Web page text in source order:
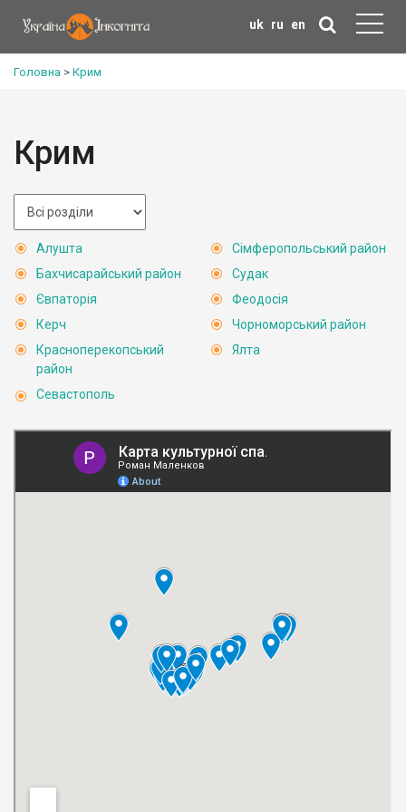
uk ru en
Головна > Крим
Крим
Алушта
Бахчисарайський район
Євпаторія
Керч
Красноперекопський
район
Севастополь
Сімферопольський район
Судак
Феодосія
Чорноморський район
Ялта